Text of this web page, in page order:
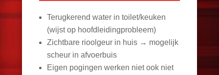
Terugkerend water in toilet/keuken
(wijst op hoofdleidingprobleem)
Zichtbare rioolgeur in huis → mogelijk
scheur in afvoerbuis
Eigen pogingen werken niet ook niet